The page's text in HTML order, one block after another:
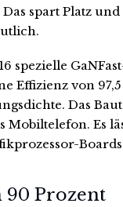
spart Platz
spezielle
Effizienz von
Das
Es
90 Prozent